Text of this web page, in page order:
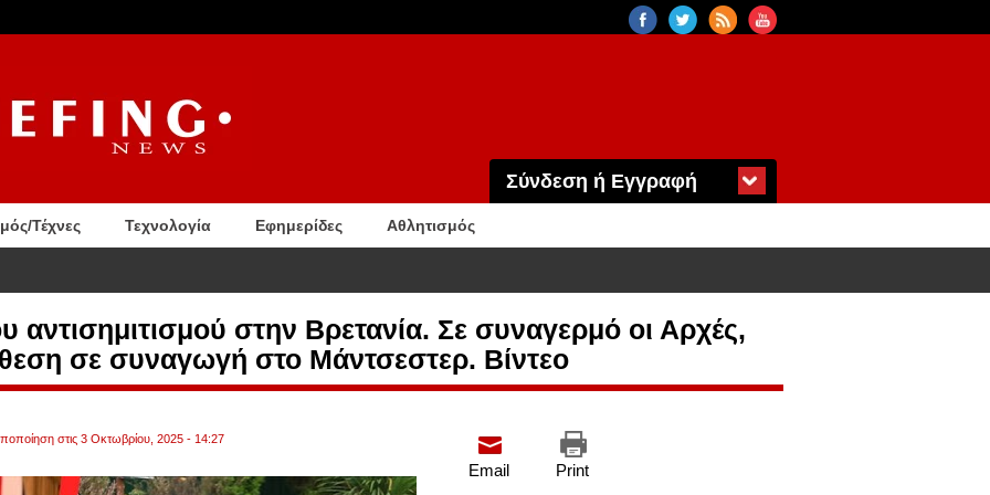
Σύνδεση ή Εγγραφή
Τέχνες Τεχνολογία Εφημερίδες Αθλητισμός
αντισημιτισμού στην Βρετανία. Σε συναγερμό οι Αρχές,
σε συναγωγή στο Μάντσεστερ. Βίντεο
στις 3 Οκτωβρίου, 2025 - 14:27
Print
Email